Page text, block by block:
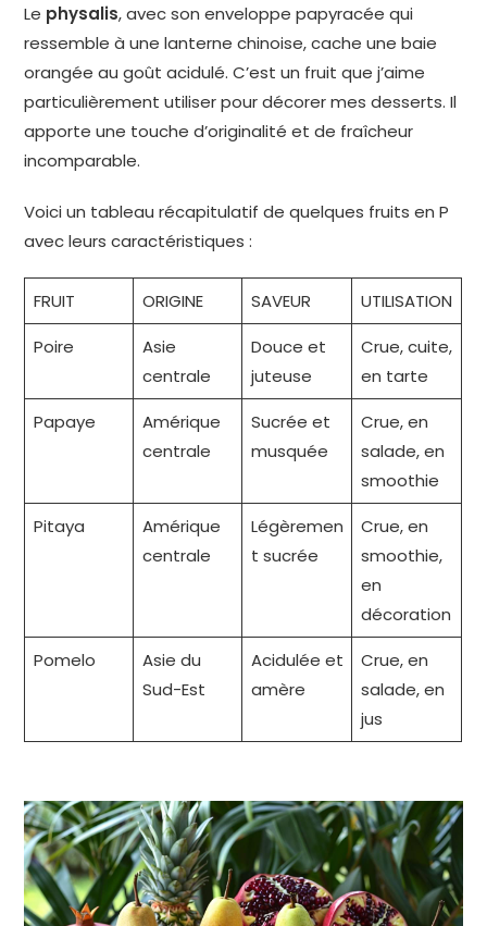
Le physalis, avec son enveloppe papyracée qui
ressemble à une lanterne chinoise, cache une baie
orangée au goût acidulé. C’est un fruit que j’aime
particulièrement utiliser pour décorer mes desserts. Il
apporte une touche d’originalité et de fraîcheur
incomparable.
Voici un tableau récapitulatif de quelques fruits en P
avec leurs caractéristiques :
FRUIT ORIGINE SAVEUR
UTILISATION
Poire
Asie
centrale
Douce et
juteuse
Crue, cuite,
en tarte
Papaye
Amérique
centrale
Sucrée et
musquée
Crue, en
salade, en
smoothie
Pitaya
Amérique
centrale
Légèremen
t sucrée
Crue, en
smoothie,
en
décoration
Pomelo
Asie du
Sud-Est
Acidulée et
amère
Crue, en
salade, en
jus